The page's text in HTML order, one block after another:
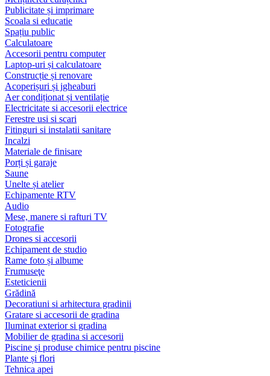
Publicitate și imprimare
Scoala si educatie
Spațiu public
Calculatoare
Accesorii pentru computer
Laptop-uri și calculatoare
Construcție și renovare
Acoperișuri și jgheaburi
Aer condiționat și ventilație
Electricitate si accesorii electrice
Ferestre usi si scari
Fitinguri si instalatii sanitare
Incalzi
Materiale de finisare
Porți și garaje
Saune
Unelte și atelier
Echipamente RTV
Audio
Mese, manere si rafturi TV
Fotografie
Drones si accesorii
Echipament de studio
Rame foto și albume
Frumuseţe
Esteticienii
Grădină
Decoratiuni si arhitectura gradinii
Gratare si accesorii de gradina
Iluminat exterior si gradina
Mobilier de gradina si accesorii
Piscine și produse chimice pentru piscine
Plante și flori
Tehnica apei